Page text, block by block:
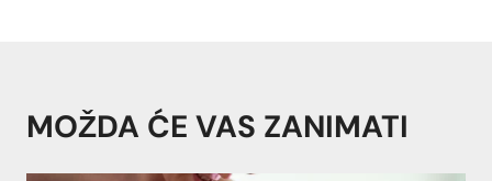
MOŽDA ĆE VAS ZANIMATI